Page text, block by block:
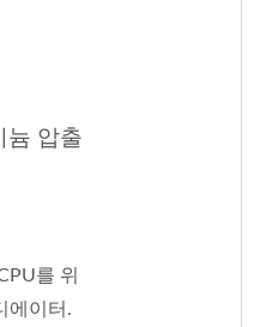
압출
를 위
에이터.